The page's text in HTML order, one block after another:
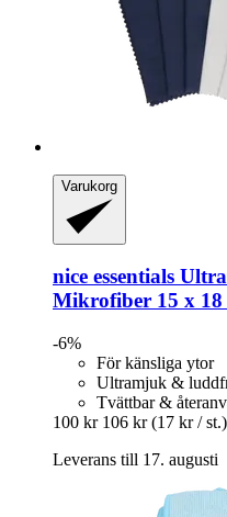
Varukorg
nice essentials
Mikrofiber 15 x 18
-6%
För känsliga ytor
Ultramjuk &
Tvättbar &
100 kr 106 kr (17 kr / st.)
Leverans till 17. augusti